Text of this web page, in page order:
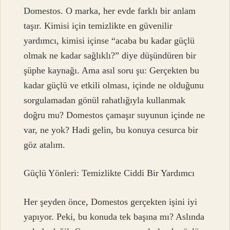
Domestos. O marka, her evde farklı bir anlam
taşır. Kimisi için temizlikte en güvenilir
yardımcı, kimisi içinse “acaba bu kadar güçlü
olmak ne kadar sağlıklı?” diye düşündüren bir
şüphe kaynağı. Ama asıl soru şu: Gerçekten bu
kadar güçlü ve etkili olması, içinde ne olduğunu
sorgulamadan gönül rahatlığıyla kullanmak
doğru mu? Domestos çamaşır suyunun içinde ne
var, ne yok? Hadi gelin, bu konuya cesurca bir
göz atalım.
Güçlü Yönleri: Temizlikte Ciddi Bir Yardımcı
Her şeyden önce, Domestos gerçekten işini iyi
yapıyor. Peki, bu konuda tek başına mı? Aslında